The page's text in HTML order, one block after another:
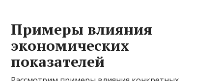
Примеры влияния
экономических
показателей